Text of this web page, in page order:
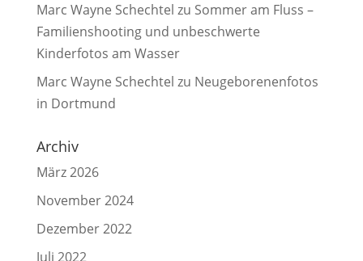
Marc Wayne Schechtel zu Sommer am Fluss –
Familienshooting und unbeschwerte
Kinderfotos am Wasser
Marc Wayne Schechtel zu Neugeborenenfotos
in Dortmund
Archiv
März 2026
November 2024
Dezember 2022
Juli 2022